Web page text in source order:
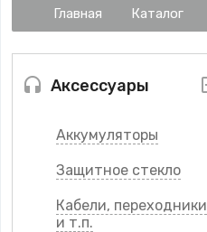
Главная Каталог
Аксессуары
Аккумуляторы
Защитное стекло
Кабели, переходники
и т.п.